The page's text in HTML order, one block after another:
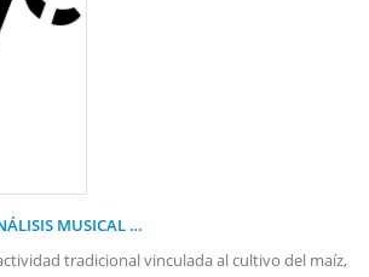
MUSICAL …
tradicional vinculada al cultivo del maíz,